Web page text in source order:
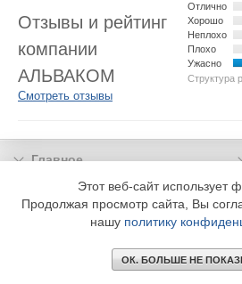
Структура
Отлично
Хорошо
Неплохо
Плохо
Ужасно
Отзывы и рейтинг
компании
АЛЬВАКОМ
Смотреть отзывы
Главное
Подписка
Информация
© 2002 - 2026 OOO Издательский дом «МЕДИА
Этот веб-сайт использует
Продолжая просмотр сайта, Вы
нашу политику
ОК. БОЛЬШЕ НЕ